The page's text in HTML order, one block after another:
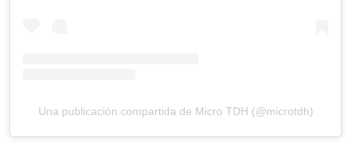
Una publicación compartida de Micro TDH (@microtdh)